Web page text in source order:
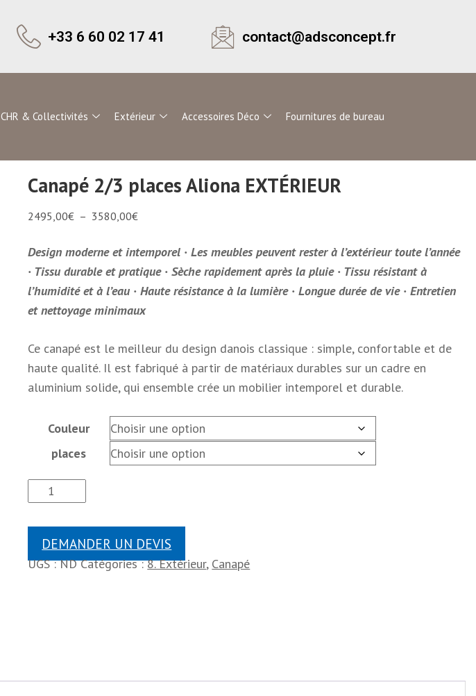
+33 6 60 02 17 41 contact@adsconcept.fr
CHR & Collectivités Extérieur Accessoires Déco Fournitures de bureau
Canapé 2/3 places Aliona EXTÉRIEUR
2495,00€ – 3580,00€
Design moderne et intemporel · Les meubles peuvent rester à l’extérieur toute l’année
· Tissu durable et pratique · Sèche rapidement après la pluie · Tissu résistant à
l’humidité et à l’eau · Haute résistance à la lumière · Longue durée de vie · Entretien
et nettoyage minimaux
Ce canapé est le meilleur du design danois classique : simple, confortable et de
haute qualité. Il est fabriqué à partir de matériaux durables sur un cadre en
aluminium solide, qui ensemble crée un mobilier intemporel et durable.
Couleur
places
DEMANDER UN DEVIS
UGS :ND Catégories :8. Extérieur, Canapé